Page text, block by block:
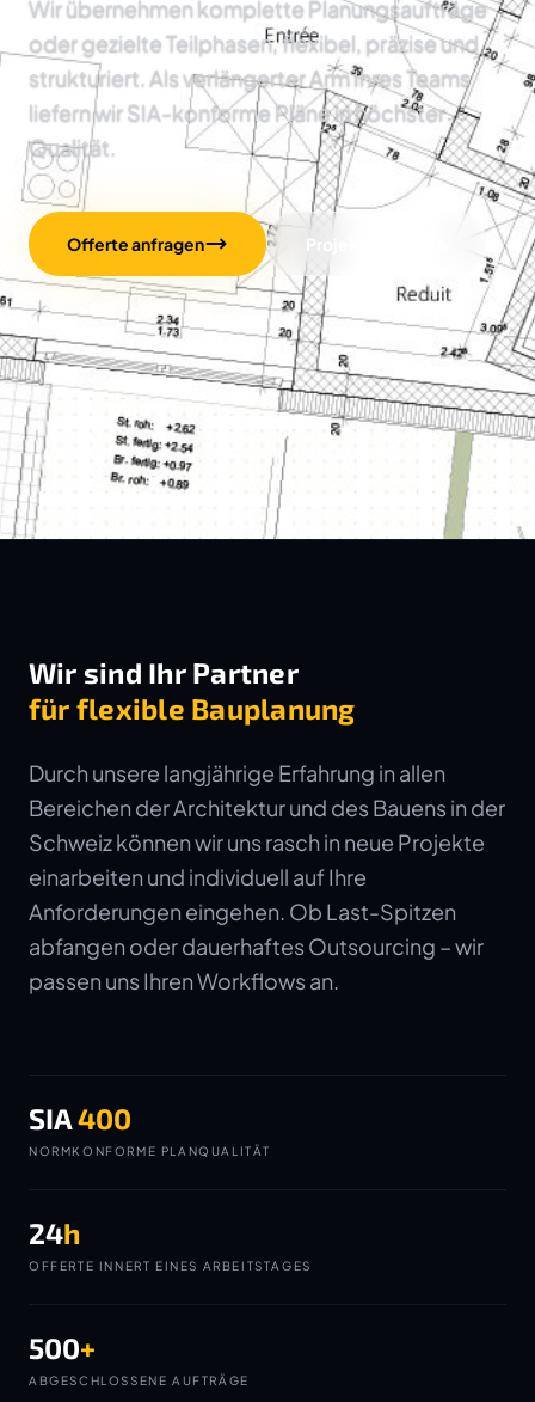
Wir übernehmen komplette Planungsaufträge
oder gezielte Teilphasen, flexibel, präzise und
strukturiert. Als verlängerter Arm Ihres Teams
liefern wir SIA-konforme Pläne in höchster
Qualität.
Offerte anfragen Projekte ansehen
Wir sind Ihr Partner
für flexible Bauplanung
Durch unsere langjährige Erfahrung in allen
Bereichen der Architektur und des Bauens in der
Schweiz können wir uns rasch in neue Projekte
einarbeiten und individuell auf Ihre
Anforderungen eingehen. Ob Last-Spitzen
abfangen oder dauerhaftes Outsourcing – wir
passen uns Ihren Workflows an.
SIA400
NORMKONFORME PLANQUALITÄT
24h
OFFERTE INNERT EINES ARBEITSTAGES
500+
ABGESCHLOSSENE AUFTRÄGE